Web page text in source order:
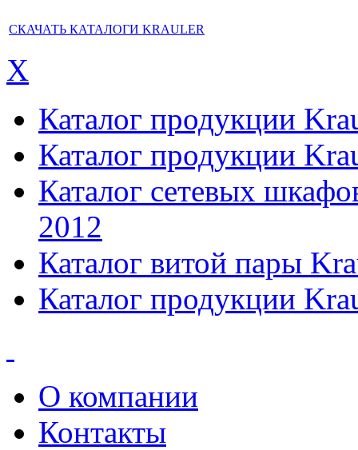
СКАЧАТЬ КАТАЛОГИ KRAULER
X
Каталог продукции
Каталог продукции
Каталог сетевых
2012
Каталог витой пары
Каталог продукции
О компании
Контакты